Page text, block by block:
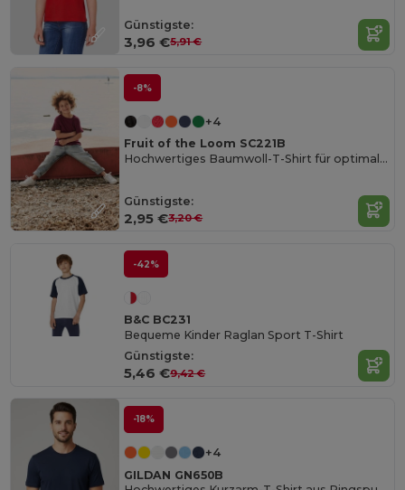
Günstigste:
3,96 €5,91 €
-8%
+4
Fruit of the Loom SC221B
Hochwertiges Baumwoll-T-Shirt für optimalen Druck
Günstigste:
2,95 €3,20 €
-42%
B&C BC231
Bequeme Kinder Raglan Sport T-Shirt
Günstigste:
5,46 €9,42 €
-18%
+4
GILDAN GN650B